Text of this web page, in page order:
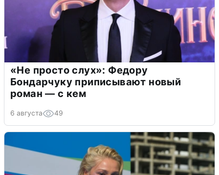
«Не просто слух»: Федору
Бондарчуку приписывают новый
роман — с кем
6 августа 49